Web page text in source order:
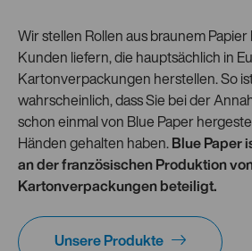
Wir stellen Rollen aus braunem Papier
Kunden liefern, die hauptsächlich in
Kartonverpackungen herstellen. So
wahrscheinlich, dass Sie bei der
schon einmal von Blue Paper
Händen gehalten haben. Blue Paper
an der französischen Produktion
Kartonverpackungen beteiligt.
Unsere Produkte